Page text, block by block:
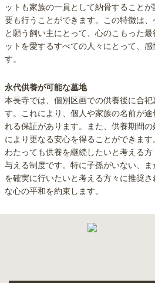
ットも家族の一員として納骨すること
要も行うことができます。この特徴は
と願う飼い主にとって、心のこもった
ットを愛するすべての人々にとって、
す。
永代供養が可能な墓地
本長寺では、個別区画での供養後に合
す。これにより、個人や家族の名前が
れる保証があります。また、供養期間
により更なる安心を得ることができま
わたっても供養を継続したいと考える
与える制度です。特に子孫がいない、
を確実に行いたいと考える方々に推奨
な心の平和を約束します。